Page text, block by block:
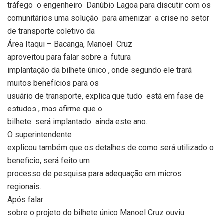
tráfego o engenheiro
Danúbio Lagoa para discutir com os
comunitários uma solução para amenizar a crise no setor
de transporte coletivo da
Área Itaqui – Bacanga, Manoel
Cruz
aproveitou para falar sobre a futura
implantação da bilhete único , onde segundo ele trará
muitos benefícios para os
usuário de transporte, explica que tudo está em fase de
estudos , mas afirme que o
bilhete será implantado ainda este ano.
O superintendente
explicou também que os detalhes de como será utilizado o
beneficio, será feito um
processo de pesquisa para adequação em micros
regionais.
Após falar
sobre o projeto do bilhete único Manoel Cruz ouviu